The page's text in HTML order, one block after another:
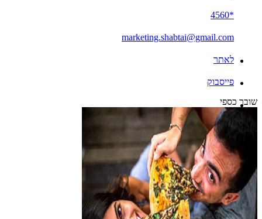
*4560
marketing.shabtai@gmail.com
לאתר
פייסבוק
שובר כספי